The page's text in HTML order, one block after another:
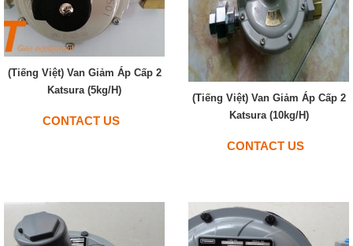
(Tiếng Việt) Van Giảm Áp Cấp 2
Katsura (5kg/h)
CONTACT US
(Tiếng Việt) Van Giảm Áp Cấp 2
Katsura (10kg/h)
CONTACT US